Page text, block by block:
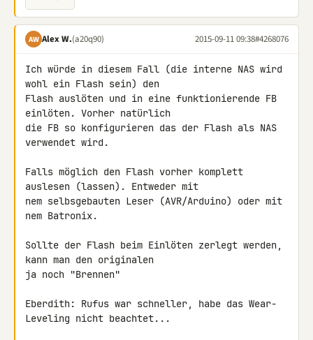
AW Alex W.(a20q90) 2015-09-11 09:38#4268076
Ich würde in diesem Fall (die interne NAS wird
wohl ein Flash sein) den
Flash auslöten und in eine funktionierende FB
einlöten. Vorher natürlich
die FB so konfigurieren das der Flash als NAS
verwendet wird.
Falls möglich den Flash vorher komplett
auslesen (lassen). Entweder mit
nem selbsgebauten Leser (AVR/Arduino) oder mit
nem Batronix.
Sollte der Flash beim Einlöten zerlegt werden,
kann man den originalen
ja noch "Brennen"
Eberdith: Rufus war schneller, habe das Wear-
Leveling nicht beachtet...